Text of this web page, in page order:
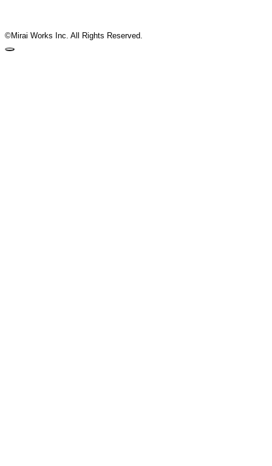
©Mirai Works Inc. All Rights Reserved.